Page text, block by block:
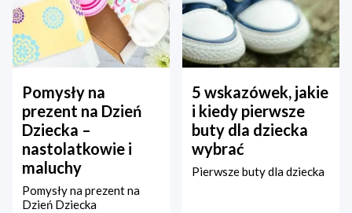
Pomysły na
prezent na Dzień
Dziecka –
nastolatkowie i
maluchy
Pomysły na prezent na
Dzień Dziecka
5 wskazówek, jakie
i kiedy pierwsze
buty dla dziecka
wybrać
Pierwsze buty dla dziecka